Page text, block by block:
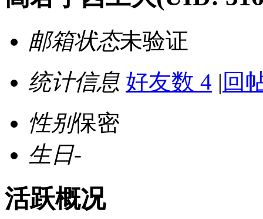
邮箱状态未验证
统计信息 好友数 4 | 回
性别保密
生日-
活跃概况